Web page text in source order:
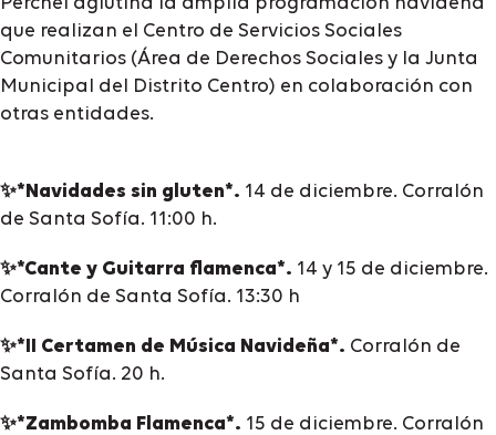
que realizan el Centro de Servicios Sociales
Comunitarios (Área de Derechos Sociales y la Junta
Municipal del Distrito Centro) en colaboración con
otras entidades.
✨*Navidades sin gluten*. 14 de diciembre. Corralón
de Santa Sofía. 11:00 h.
✨*Cante y Guitarra flamenca*. 14 y 15 de diciembre.
Corralón de Santa Sofía. 13:30 h
✨*II Certamen de Música Navideña*. Corralón de
Santa Sofía. 20 h.
✨*Zambomba Flamenca*. 15 de diciembre. Corralón